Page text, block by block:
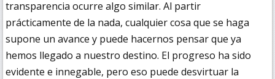
transparencia ocurre algo similar. Al partir
prácticamente de la nada, cualquier cosa que se haga
supone un avance y puede hacernos pensar que ya
hemos llegado a nuestro destino. El progreso ha sido
evidente e innegable, pero eso puede desvirtuar la